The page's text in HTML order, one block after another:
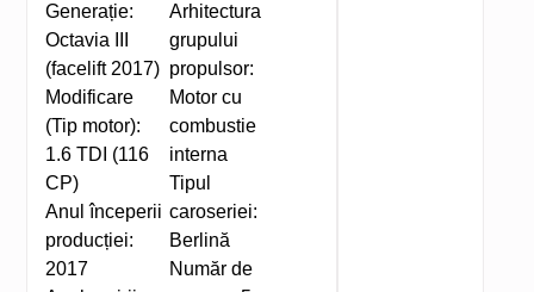
Generație:
Octavia III
(facelift 2017)
Modificare
(Tip motor):
1.6 TDI (116
CP)
Anul începerii
producției:
2017
Arhitectura
grupului
propulsor:
Motor cu
combustie
interna
Tipul
caroseriei:
Berlină
Număr de